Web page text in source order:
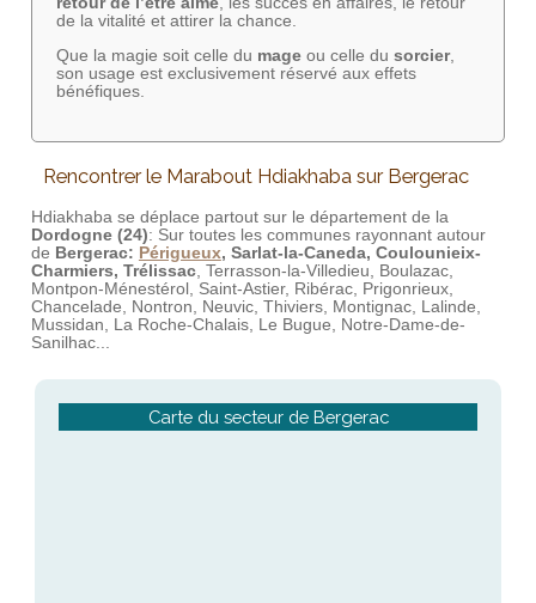
de la vitalité et attirer la chance.
Que la magie soit celle du mageou celle du sorcier,
son usage est exclusivement réservé aux effets
bénéfiques.
Rencontrer le Marabout Hdiakhaba sur Bergerac
Hdiakhaba se déplace partout sur le département de la
Dordogne (24): Sur toutes les communes rayonnant autour
de Bergerac: Périgueux, Sarlat-la-Caneda, Coulounieix-
Charmiers, Trélissac, Terrasson-la-Villedieu, Boulazac,
Montpon-Ménestérol, Saint-Astier, Ribérac, Prigonrieux,
Chancelade, Nontron, Neuvic, Thiviers, Montignac, Lalinde,
Mussidan, La Roche-Chalais, Le Bugue, Notre-Dame-de-
Sanilhac...
Carte du secteur de Bergerac